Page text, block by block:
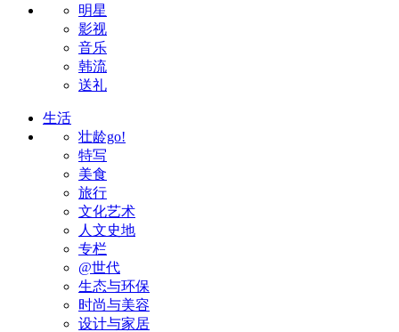
明星
影视
音乐
韩流
送礼
生活
壮龄go!
特写
美食
旅行
文化艺术
人文史地
专栏
@世代
生态与环保
时尚与美容
设计与家居